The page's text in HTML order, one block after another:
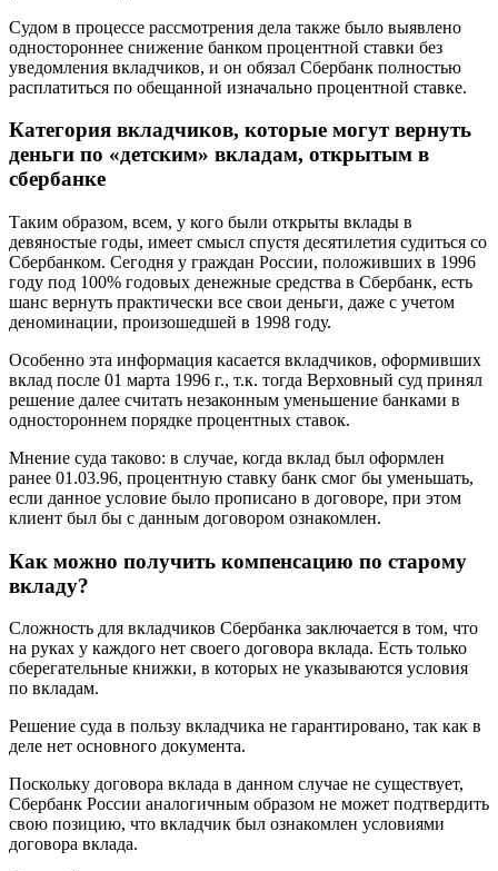
Судом в процессе рассмотрения дела также было выявлено
одностороннее снижение банком процентной ставки без
уведомления вкладчиков, и он обязал Сбербанк полностью
расплатиться по обещанной изначально процентной ставке.
Категория вкладчиков, которые могут вернуть
деньги по «детским» вкладам, открытым в
сбербанке
Таким образом, всем, у кого были открыты вклады в
девяностые годы, имеет смысл спустя десятилетия судиться со
Сбербанком. Сегодня у граждан России, положивших в 1996
году под 100% годовых денежные средства в Сбербанк, есть
шанс вернуть практически все свои деньги, даже с учетом
деноминации, произошедшей в 1998 году.
Особенно эта информация касается вкладчиков, оформивших
вклад после 01 марта 1996 г., т.к. тогда Верховный суд принял
решение далее считать незаконным уменьшение банками в
одностороннем порядке процентных ставок.
Мнение суда таково: в случае, когда вклад был оформлен
ранее 01.03.96, процентную ставку банк смог бы уменьшать,
если данное условие было прописано в договоре, при этом
клиент был бы с данным договором ознакомлен.
Как можно получить компенсацию по старому
вкладу?
Сложность для вкладчиков Сбербанка заключается в том, что
на руках у каждого нет своего договора вклада. Есть только
сберегательные книжки, в которых не указываются условия
по вкладам.
Решение суда в пользу вкладчика не гарантировано, так как в
деле нет основного документа.
Поскольку договора вклада в данном случае не существует,
Сбербанк России аналогичным образом не может подтвердить
свою позицию, что вкладчик был ознакомлен условиями
договора вклада.